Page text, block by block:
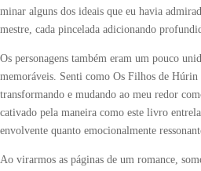
minar alguns dos ideais que eu havia
mestre, cada pincelada adicionando
Os personagens também eram um pouco
memoráveis. Senti como Os Filhos de
transformando e mudando ao meu redor
cativado pela maneira como este livro
envolvente quanto emocionalmente
Ao virarmos as páginas de um romance,